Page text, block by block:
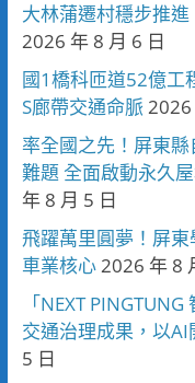
大林蒲遷村穩步推
2026 年 8 月 6 日
國1橋科匝道52億
S廊帶交通命脈2026
率全國之先！屏東縣
難題 全面啟動永久
年 8 月 5 日
飛躍萬里圓夢！屏
車業核心2026 年 8
「NEXT
交通治理成果，以
5 日